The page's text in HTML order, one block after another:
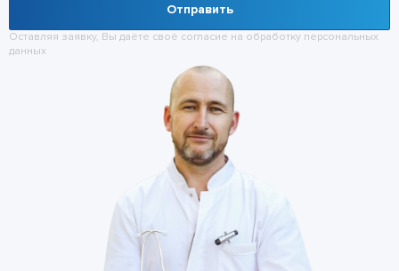
Отправить
Оставляя заявку, Вы даёте своё согласие на обработку персональных
данных